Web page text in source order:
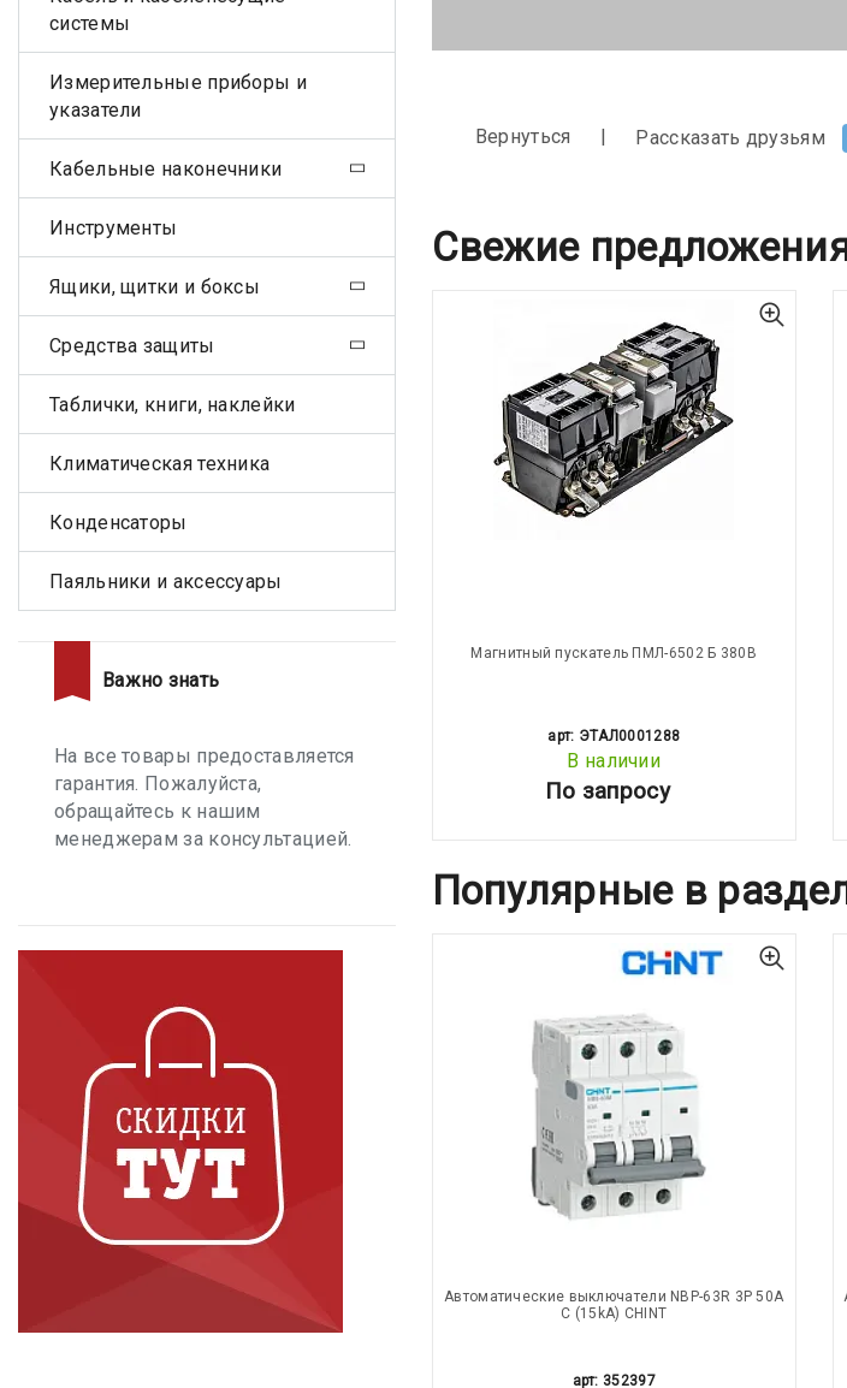
Вернуться Рассказать друзьям
Свежие
Магнитный пускатель ПМЛ-6502 Б 380В
арт: ЭТАЛ0001288
В наличии
По запросу
Популярные в
Автоматические выключатели NBP-63R 3P 50A
С (15kA) CHINT
арт: 352397
системы
Измерительные приборы и
указатели
Кабельные наконечники
Инструменты
Ящики, щитки и боксы
Средства защиты
Таблички, книги, наклейки
Климатическая техника
Конденсаторы
Паяльники и аксессуары
Важно знать
На все товары предоставляется
гарантия. Пожалуйста,
обращайтесь к нашим
менеджерам за консультацией.